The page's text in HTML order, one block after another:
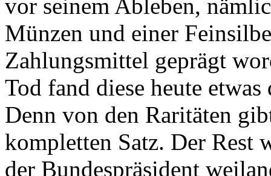
vor seinem Ableben,
Münzen und einer
Zahlungsmittel geprägt
Tod fand diese heute
Denn von den Raritäten
kompletten Satz. Der Rest
der Bundespräsident